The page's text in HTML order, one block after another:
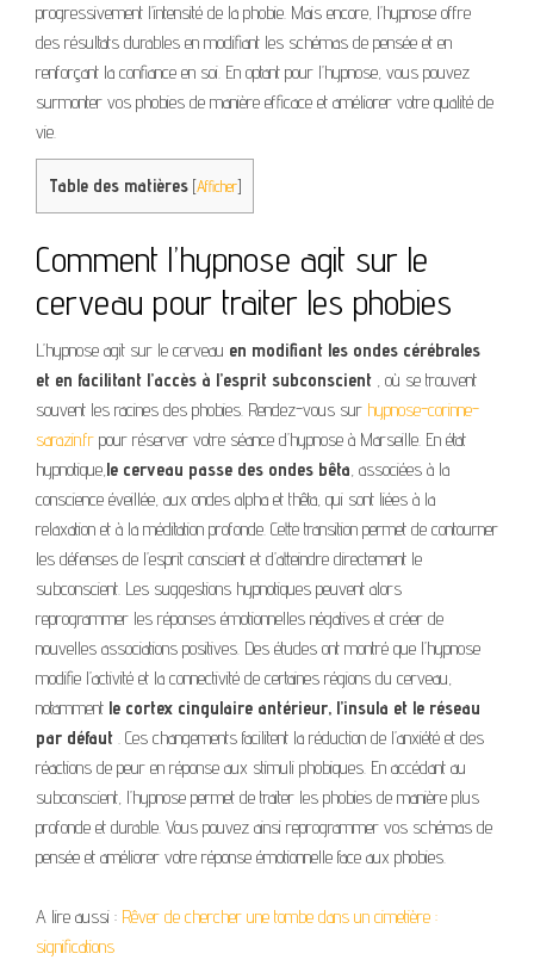
progressivement l’intensité de la phobie. Mais encore, l’hypnose offre
des résultats durables en modifiant les schémas de pensée et en
renforçant la confiance en soi. En optant pour l’hypnose, vous pouvez
surmonter vos phobies de manière efficace et améliorer votre qualité de
vie.
Table des matières [Afficher]
Comment l’hypnose agit sur le
cerveau pour traiter les phobies
L’hypnose agit sur le cerveau en modifiant les ondes cérébrales
et en facilitant l’accès à l’esprit subconscient , où se trouvent
souvent les racines des phobies. Rendez-vous sur hypnose-corinne-
sarazin.fr pour réserver votre séance d’hypnose à Marseille. En état
hypnotique,le cerveau passe des ondes bêta, associées à la
conscience éveillée, aux ondes alpha et thêta, qui sont liées à la
relaxation et à la méditation profonde. Cette transition permet de contourner
les défenses de l’esprit conscient et d’atteindre directement le
subconscient. Les suggestions hypnotiques peuvent alors
reprogrammer les réponses émotionnelles négatives et créer de
nouvelles associations positives. Des études ont montré que l’hypnose
modifie l’activité et la connectivité de certaines régions du cerveau,
notamment le cortex cingulaire antérieur, l’insula et le réseau
par défaut . Ces changements facilitent la réduction de l’anxiété et des
réactions de peur en réponse aux stimuli phobiques. En accédant au
subconscient, l’hypnose permet de traiter les phobies de manière plus
profonde et durable. Vous pouvez ainsi reprogrammer vos schémas de
pensée et améliorer votre réponse émotionnelle face aux phobies.
A lire aussi : Rêver de chercher une tombe dans un cimetière :
significations